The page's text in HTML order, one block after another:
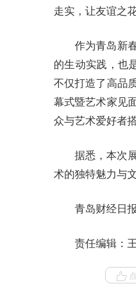
走实，让友谊之
作为青岛新
的生动实践，也
不仅打造了高品
幕式暨艺术家见
众与艺术爱好者
据悉，本次
术的独特魅力与
青岛财经日
责任编辑：